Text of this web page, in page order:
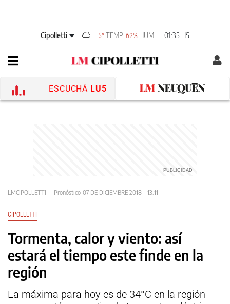
Cipolletti 5°TEMP 62% HUM 01:35 HS
ESCUCHÁ LU5
LMCIPOLLETTI Pronóstico 07 DE DICIEMBRE 2018 - 13:11
CIPOLLETTI
Tormenta, calor y viento: así
estará el tiempo este finde en la
región
La máxima para hoy es de 34°C en la región